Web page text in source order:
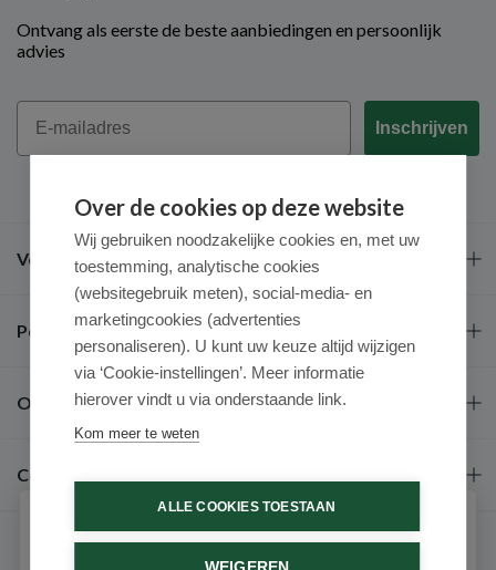
Ontvang als eerste de beste aanbiedingen en persoonlijk
advies
Email
Inschrijven
Veel gestelde vragen
Populaire merken
Over ons
Contact
Over de cookies op deze website
Wij gebruiken noodzakelijke cookies en, met uw
toestemming, analytische cookies
(websitegebruik meten), social-media- en
marketingcookies (advertenties
personaliseren). U kunt uw keuze altijd wijzigen
via ‘Cookie-instellingen’. Meer informatie
hierover vindt u via onderstaande link.
Kom meer te weten
ALLE COOKIES TOESTAAN
Schrijf je in voor onze nieuwsbrief